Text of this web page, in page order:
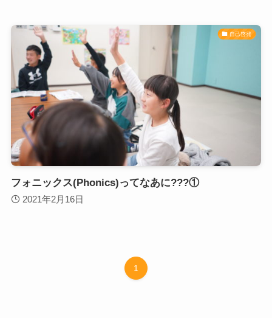
自己啓発
フォニックス(Phonics)ってなあに???①
2021年2月16日
1